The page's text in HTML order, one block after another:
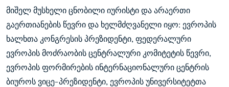
მიშელ მუსხელი ცნობილი იურისტი და არაერთი
გაერთიანების წევრი და ხელმძღვანელი იყო: ევროპის
ხალხთა კონგრესის პრეზიდენტი, ფედერალური
ევროპის მოძრაობის ცენტრალური კომიტეტის წევრი,
ევროპის ფორმირების ინტერნაციონალური ცენტრის
ბიუროს ვიცე-პრეზიდენტი, ევროპის უნივერსიტეტთა